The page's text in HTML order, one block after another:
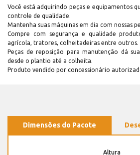
Você está adquirindo peças e equipamentos
controle de qualidade.
Mantenha suas máquinas em dia com nossas
Compre com segurança e qualidade
agrícola, tratores, colheitadeiras entre outros.
Peças de reposição para manutenção dá
desde o plantio até a colheita.
Produto vendido por concessionário
Dimensões do Pacote
Altura